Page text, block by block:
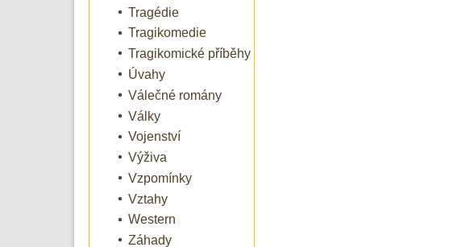
Tragédie
Tragikomedie
Tragikomické příběhy
Úvahy
Válečné romány
Války
Vojenství
Výživa
Vzpomínky
Vztahy
Western
Záhady